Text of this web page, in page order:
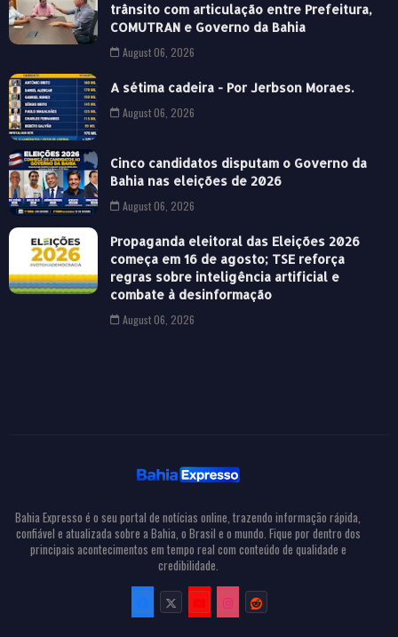
trânsito com articulação entre Prefeitura,
COMUTRAN e Governo da Bahia
August 06, 2026
A sétima cadeira - Por Jerbson Moraes.
August 06, 2026
Cinco candidatos disputam o Governo da
Bahia nas eleições de 2026
August 06, 2026
Propaganda eleitoral das Eleições 2026
começa em 16 de agosto; TSE reforça
regras sobre inteligência artificial e
combate à desinformação
August 06, 2026
Bahia Expresso é o seu portal de notícias online, trazendo informação rápida,
confiável e atualizada sobre a Bahia, o Brasil e o mundo. Fique por dentro dos
principais acontecimentos em tempo real com conteúdo de qualidade e
credibilidade.